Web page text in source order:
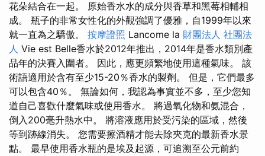
花朵結合在一起。 原始香水水的成分與香草和黑莓相輔相
成。 瓶子的非常女性化的外觀強調了優雅，自1999年以來
就一直為之驕傲。 按摩證照 Lancome la 財團法人 社團法
人 Vie est Belle香水於2012年推出，2014年是香水類別產
品年的決賽入圍者。 因此，應更頻繁地使用這種氣味。 該
術語適用於含有至少15-20％香水的製劑。 但是，它們最多
可以包含40％。 無論如何，我認為事實並不多，至少您知
道自己喜歡什麼氣味或使用香水。 將過氧化物和氨混合，
倒入200毫升熱水中。 將溶液應用於受污染的區域，然後
等到跡線消失。 您需要擦酒精才能去除夾克的最新香水景
點。 最早使用香水瓶的是埃及起源，可追溯至公元前約